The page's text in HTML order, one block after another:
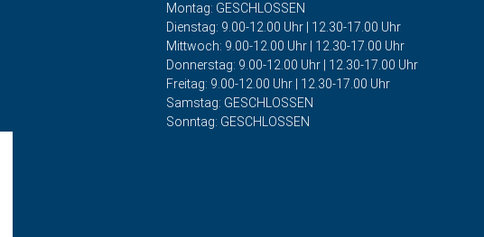
Montag: GESCHLOSSEN
Dienstag: 9.00-12.00 Uhr | 12.30-17.00 Uhr
Mittwoch: 9.00-12.00 Uhr | 12.30-17.00 Uhr
Donnerstag: 9.00-12.00 Uhr | 12.30-17.00 Uhr
Freitag: 9.00-12.00 Uhr | 12.30-17.00 Uhr
Samstag: GESCHLOSSEN
Sonntag: GESCHLOSSEN